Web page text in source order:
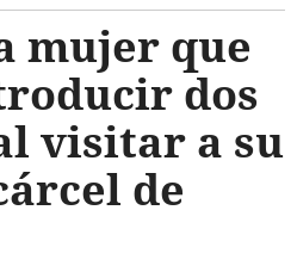
mujer que
dos
visitar a su
de